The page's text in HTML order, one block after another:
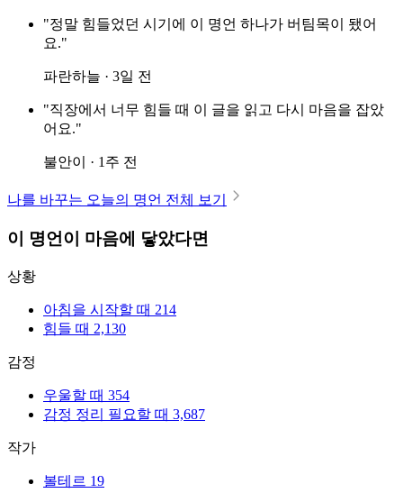
"정말 힘들었던 시기에 이 명언 하나가 버팀목이 됐어
요."
파란하늘 · 3일 전
"직장에서 너무 힘들 때 이 글을 읽고 다시 마음을 잡았
어요."
불안이 · 1주 전
나를 바꾸는 오늘의 명언 전체 보기
이 명언이 마음에 닿았다면
상황
아침을 시작할 때 214
힘들 때 2,130
감정
우울할 때 354
감정 정리 필요할 때 3,687
작가
볼테르 19